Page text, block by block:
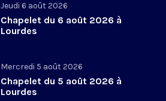
Jeudi 6 août 2026
Chapelet du 6 août 2026 à
Lourdes
Mercredi 5 août 2026
Chapelet du 5 août 2026 à
Lourdes